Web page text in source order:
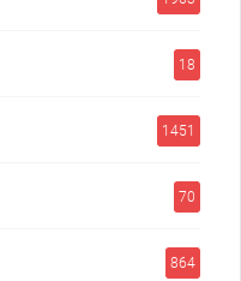
18
1451
70
864